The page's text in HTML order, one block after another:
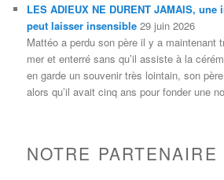
LES ADIEUX NE DURENT JAMAIS,
peut laisser insensible 29 juin 2026
Mattéo a perdu son père il y a maintenant
mer et enterré sans qu’il assiste à la
en garde un souvenir très lointain, son
alors qu’il avait cinq ans pour fonder une
NOTRE PARTENAIRE